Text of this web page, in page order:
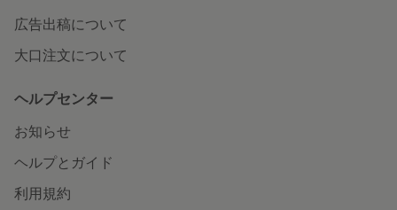
広告出稿について
大口注文について
ヘルプセンター
お知らせ
ヘルプとガイド
利用規約